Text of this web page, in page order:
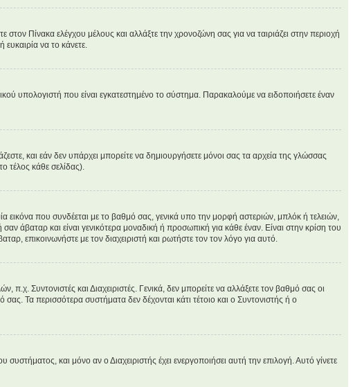
Πίνακα ελέγχου μέλους και αλλάξτε την χρονοζώνη σας για να ταιριάζει στην περιοχή
να το κάνετε.
υπολογιστή που είναι εγκατεστημένο το σύστημα. Παρακαλούμε να ειδοποιήσετε έναν
και εάν δεν υπάρχει μπορείτε να δημιουργήσετε μόνοι σας τα αρχεία της γλώσσας
τέλος κάθε σελίδας).
που συνδέεται με το βαθμό σας, γενικά υπο την μορφή αστεριών, μπλόκ ή τελειών,
άβαταρ και είναι γενικότερα μοναδική ή προσωπική για κάθε έναν. Είναι στην κρίση του
επικοινωνήστε με τον διαχειριστή και ρωτήστε τον τον λόγο για αυτό.
Συντονιστές και Διαχειριστές. Γενικά, δεν μπορείτε να αλλάξετε τον βαθμό σας οι
Τα περισσότερα συστήματα δεν δέχονται κάτι τέτοιο και ο Συντονιστής ή ο
και μόνο αν ο Διαχειριστής έχει ενεργοποιήσει αυτή την επιλογή. Αυτό γίνετε